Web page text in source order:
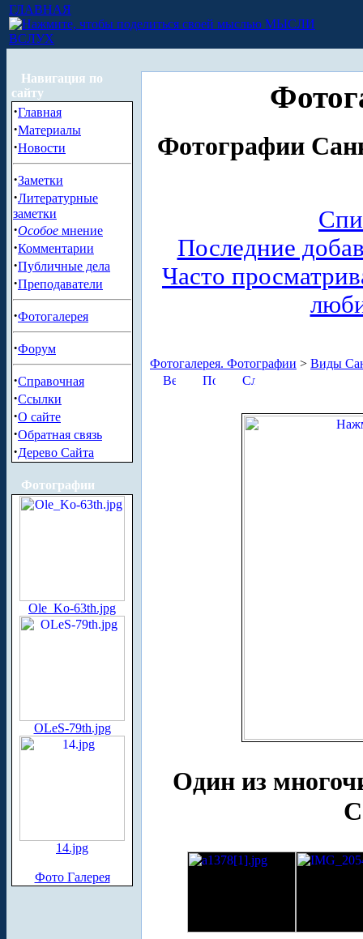
ГЛАВНАЯ
МЫСЛИ
ВСЛУХ
Навигация по
сайту
·Главная
·Материалы
·Новости
·Заметки
·Литературные
заметки
·Особое мнение
·Комментарии
·Публичные дела
·Преподаватели
·Фотогалерея
·Форум
·Справочная
·Ссылки
·О сайте
·Обратная связь
·Дерево Сайта
Фотографии
Ole_Ko-63th.jpg
OLeS-79th.jpg
14.jpg
Фото Галерея
Фотографии
Последние
Часто
Фотогалерея. Фотографии > Виды
Один из